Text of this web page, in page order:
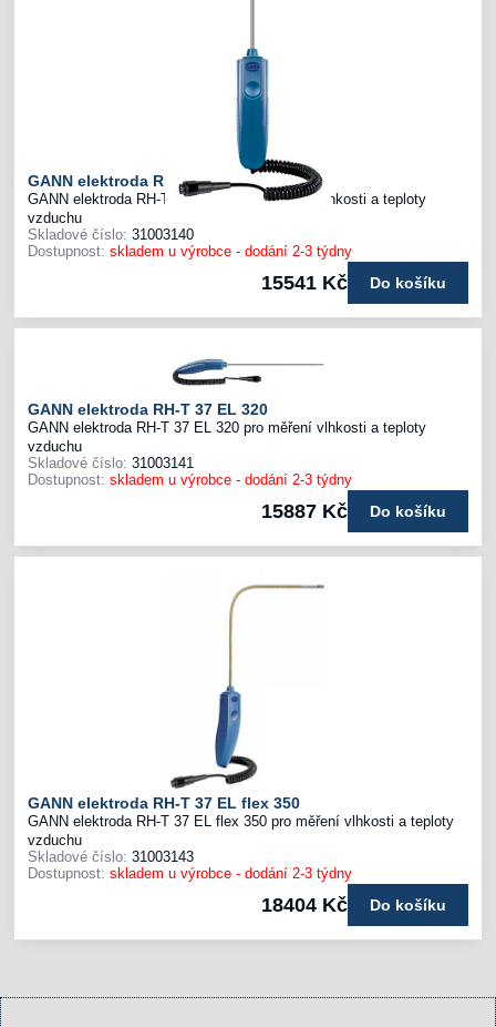
GANN elektroda RH-T 37 EL 160
GANN elektroda RH-T 37 EL 160 pro měření vlhkosti a teploty
vzduchu
Skladové číslo: 31003140
Dostupnost: skladem u výrobce - dodání 2-3 týdny
15541 Kč Do košíku
GANN elektroda RH-T 37 EL 320
GANN elektroda RH-T 37 EL 320 pro měření vlhkosti a teploty
vzduchu
Skladové číslo: 31003141
Dostupnost: skladem u výrobce - dodání 2-3 týdny
15887 Kč Do košíku
GANN elektroda RH-T 37 EL flex 350
GANN elektroda RH-T 37 EL flex 350 pro měření vlhkosti a teploty
vzduchu
Skladové číslo: 31003143
Dostupnost: skladem u výrobce - dodání 2-3 týdny
18404 Kč Do košíku